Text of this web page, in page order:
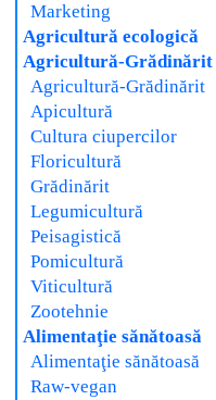
Marketing
Agricultură ecologică
Agricultură-Grădinărit
Agricultură-Grădinărit
Apicultură
Cultura ciupercilor
Floricultură
Grădinărit
Legumicultură
Peisagistică
Pomicultură
Viticultură
Zootehnie
Alimentaţie sănătoasă
Alimentaţie sănătoasă
Raw-vegan